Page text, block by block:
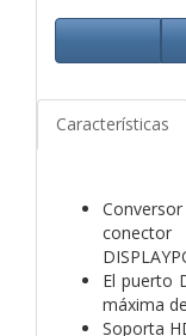
Características
El puerto
máxima
Soporta